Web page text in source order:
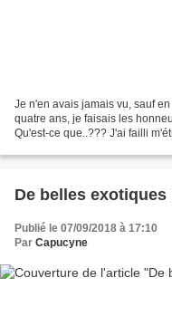
Je n'en avais jamais vu, sauf
quatre ans, je faisais les
Qu'est-ce que..??? J'ai failli
De belles
Publié le 07/09/2018 à 17:10
Par Capucyne